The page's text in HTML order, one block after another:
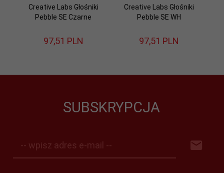
Creative Labs Głośniki
Pebble SE Czarne
97,51 PLN
Creative Labs Głośniki
Pebble SE WH
97,51 PLN
SUBSKRYPCJA
-- wpisz adres e-mail --